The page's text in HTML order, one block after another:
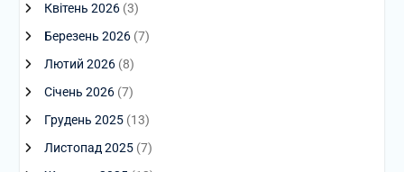
Квітень 2026(3)
Березень 2026(7)
Лютий 2026(8)
Січень 2026(7)
Грудень 2025(13)
Листопад 2025(7)